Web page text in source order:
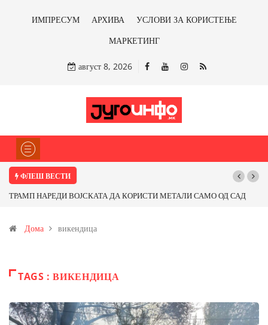
ИМПРЕСУМ АРХИВА
УСЛОВИ ЗА КОРИСТЕЊЕ
МАРКЕТИНГ
август 8, 2026
ФЛЕШ ВЕСТИ
ТРАМП НАРЕДИ ВОЈСКАТА ДА КОРИСТИ МЕТАЛИ САМО ОД САД
Иловица и со антимонот?
Дома викендица
TAGS : ВИКЕНДИЦА